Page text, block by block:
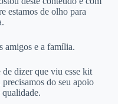
estamos de olho para
amigos e a família.
dizer que viu esse kit
do seu apoio